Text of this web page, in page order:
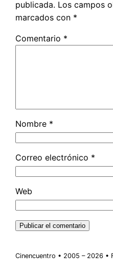
publicada. Los campos
marcados con *
Comentario *
Nombre *
Correo electrónico *
Web
Cinencuentro • 2005 – 2026 •